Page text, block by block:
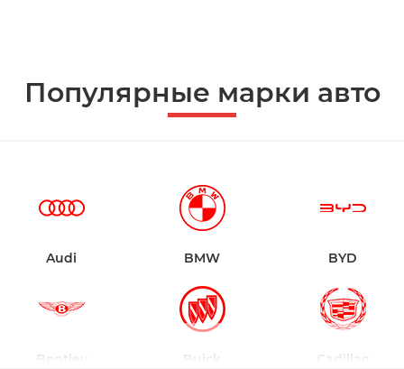
Популярные марки авто
Audi BMW BYD
Bentley Buick Cadillac